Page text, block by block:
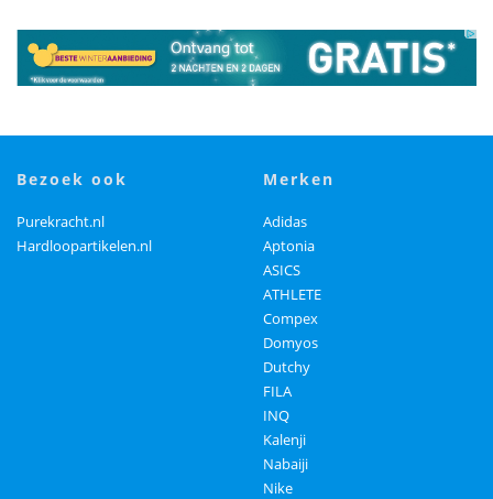
bezoek ook
Purekracht.nl
Hardloopartikelen.nl
merken
Adidas
Aptonia
ASICS
ATHLETE
Compex
Domyos
Dutchy
FILA
INQ
Kalenji
Nabaiji
Nike